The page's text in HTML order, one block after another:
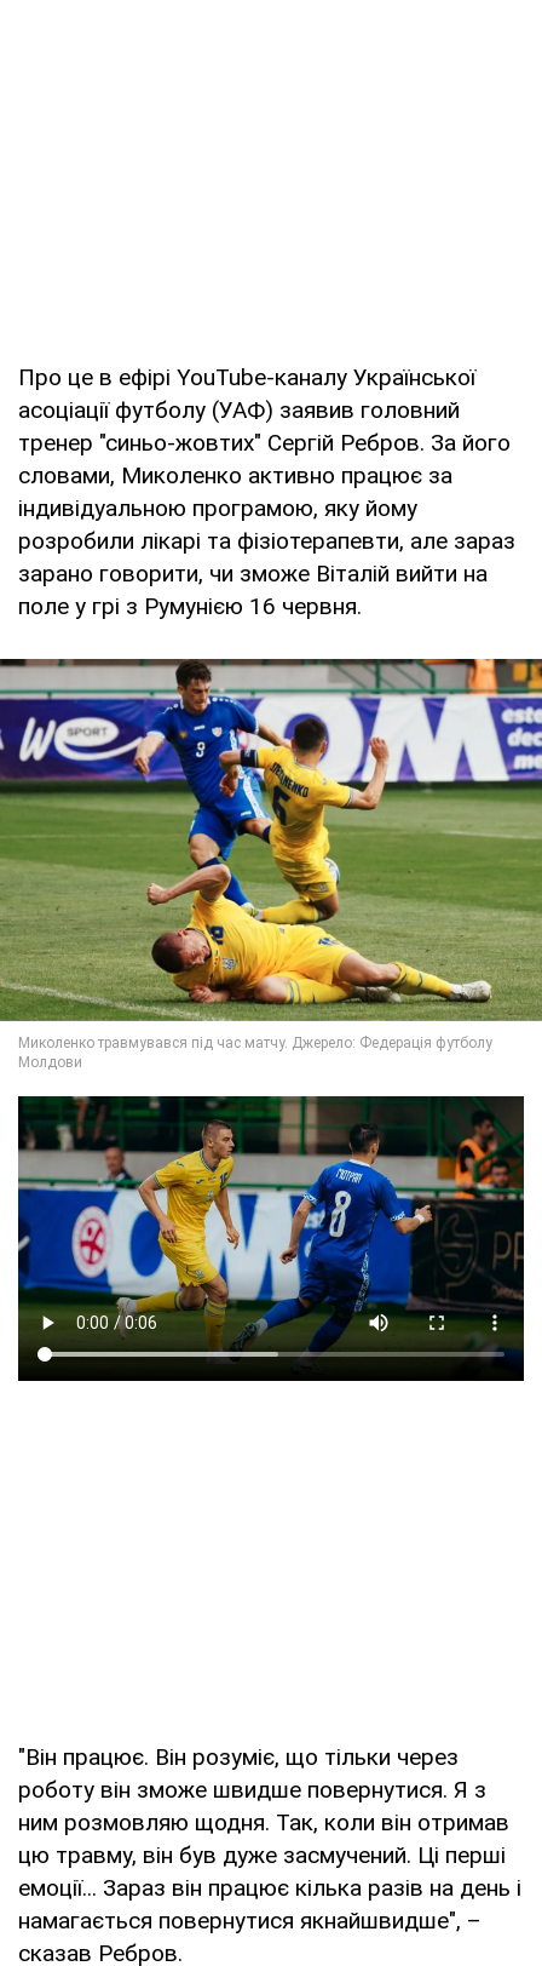
Про це в ефірі YouTube-каналу Української
асоціації футболу (УАФ) заявив головний
тренер "синьо-жовтих" Сергій Ребров. За його
словами, Миколенко активно працює за
індивідуальною програмою, яку йому
розробили лікарі та фізіотерапевти, але зараз
зарано говорити, чи зможе Віталій вийти на
поле у грі з Румунією 16 червня.
"Він працює. Він розуміє, що тільки через
роботу він зможе швидше повернутися. Я з
ним розмовляю щодня. Так, коли він отримав
цю травму, він був дуже засмучений. Ці перші
емоції... Зараз він працює кілька разів на день і
намагається повернутися якнайшвидше", –
сказав Ребров.